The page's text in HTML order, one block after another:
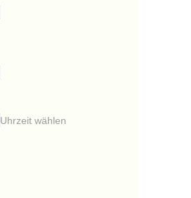
Uhrzeit wählen